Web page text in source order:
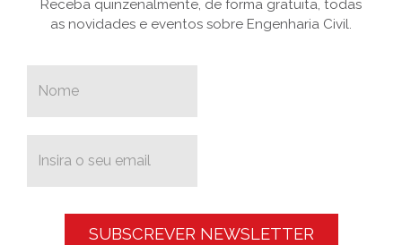
Receba quinzenalmente, de forma gratuita, todas
as novidades e eventos sobre Engenharia Civil.
SUBSCREVER NEWSLETTER